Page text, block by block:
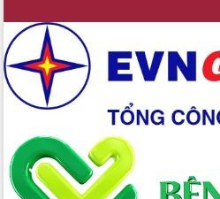
Đắk Lắk rà soát, điều chỉnh Đề án 190
về phát triển nuôi trồng thủy sản
Phó Chủ tịch UBND tỉnh Đắk Lắk
Trương Công Thái kiểm tra thực địa
Dự án cao tốc Khánh Hòa - Buôn Ma
Định vị cà phê Việt Nam như một “di
sản sống” trong dòng chảy toàn cầu
Xây dựng nông thôn mới: Nâng cao đời